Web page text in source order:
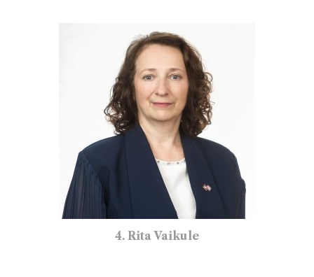
4. Rita Vaikule